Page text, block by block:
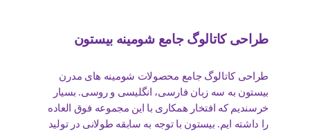
طراحی کاتالوگ جامع شومینه بیستون
طراحی کاتالوگ جامع محصولات شومینه های مدرن
بیستون به سه زبان فارسی، انگلیسی و روسی. بسیار
خرسندیم که افتخار همکاری با این مجموعه فوق العاده
را داشته ایم. بیستون با توجه به سابقه طولانی در تولید